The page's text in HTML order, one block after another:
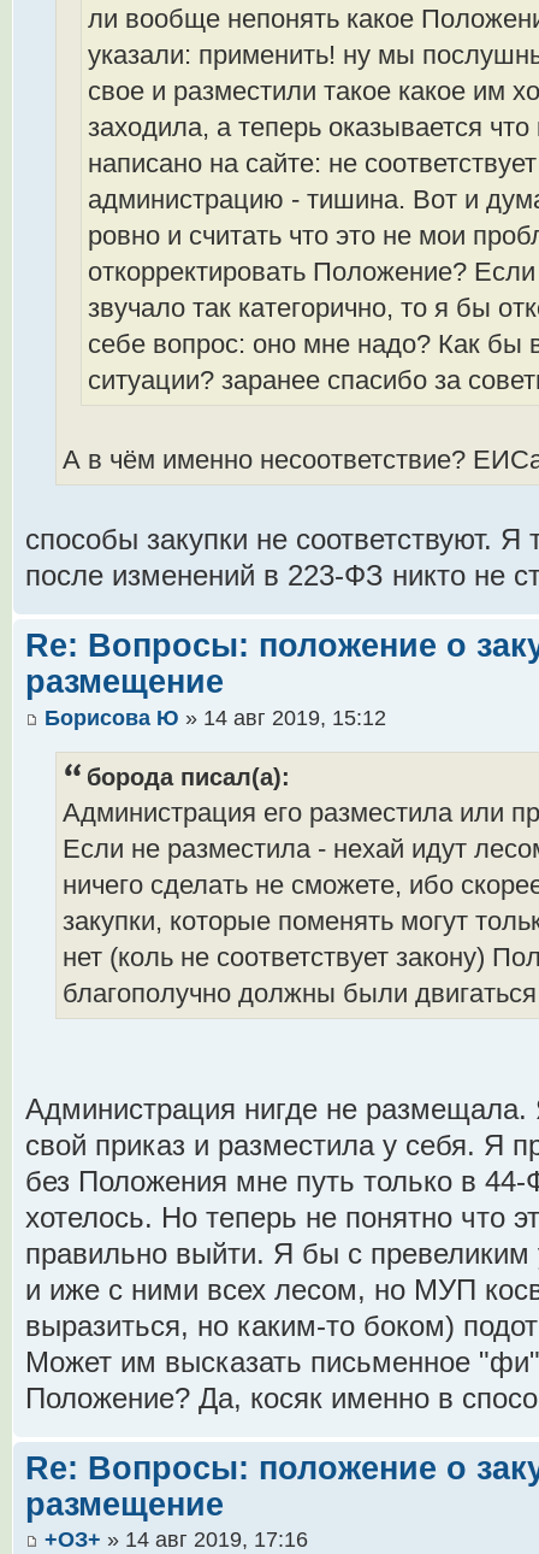
ли вообще непонять какое
указали: применить! ну мы
свое и разместили такое какое им
заходила, а теперь оказывается
написано на сайте: не
администрацию - тишина. Вот и
ровно и считать что это не мои
откорректировать Положение?
звучало так категорично, то я бы
себе вопрос: оно мне надо? Как бы
ситуации? заранее спасибо за
А в чём именно несоответствие?
способы закупки не соответствуют. Я
после изменений в 223-ФЗ никто не
Re: Вопросы: положение о
размещение
Борисова Ю » 14 авг 2019, 15:12
борода писал(а):
Администрация его разместила или
Если не разместила - нехай идут
ничего сделать не сможете, ибо
закупки, которые поменять могут
нет (коль не соответствует закону)
благополучно должны были двигаться
Администрация нигде не
свой приказ и разместила у себя. Я
без Положения мне путь только в 44-
хотелось. Но теперь не понятно что
правильно выйти. Я бы с превеликим
и иже с ними всех лесом, но МУП
выразиться, но каким-то боком)
Может им высказать письменное
Положение? Да, косяк именно в
Re: Вопросы: положение о
размещение
+ОЗ+ » 14 авг 2019, 17:16